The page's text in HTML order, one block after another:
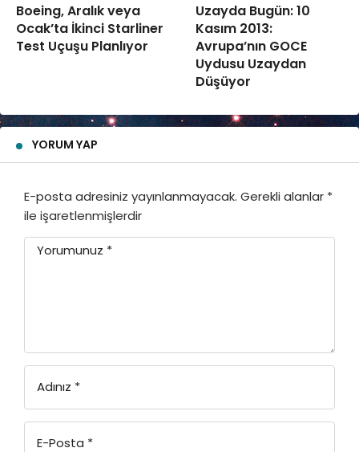
Boeing, Aralık veya
Ocak’ta İkinci Starliner
Test Uçuşu Planlıyor
Uzayda Bugün: 10
Kasım 2013:
Avrupa’nın GOCE
Uydusu Uzaydan
Düşüyor
YORUM YAP
E-posta adresiniz yayınlanmayacak. Gerekli alanlar *
ile işaretlenmişlerdir
Yorumunuz *
Adınız *
E-Posta *